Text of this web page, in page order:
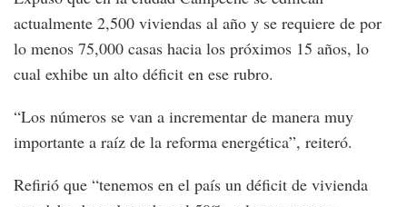
actualmente 2,500 viviendas al año y se requiere de por
lo menos 75,000 casas hacia los próximos 15 años, lo
cual exhibe un alto déficit en ese rubro.
“Los números se van a incrementar de manera muy
importante a raíz de la reforma energética”, reiteró.
Refirió que “tenemos en el país un déficit de vivienda